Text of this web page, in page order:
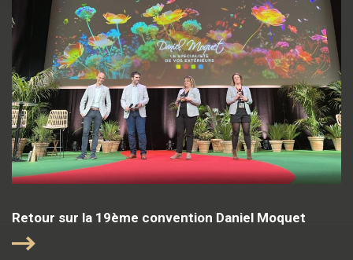
Retour sur la 19ème convention Daniel Moquet